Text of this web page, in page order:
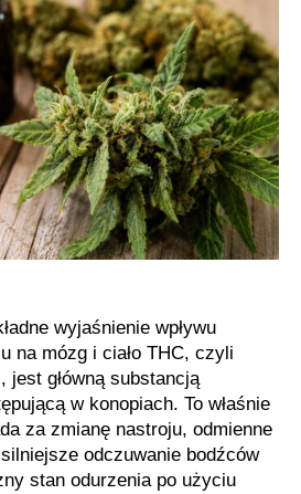
wyjaśnienie wpływu
na mózg i ciało THC, czyli
jest główną substancją
w konopiach. To właśnie
za zmianę nastroju, odmienne
odczuwanie bodźców
stan odurzenia po użyciu